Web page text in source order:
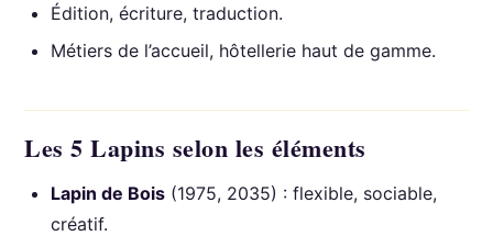
Édition, écriture, traduction.
Métiers de l’accueil, hôtellerie haut de gamme.
Les 5 Lapins selon les éléments
Lapin de Bois (1975, 2035) : flexible, sociable,
créatif.